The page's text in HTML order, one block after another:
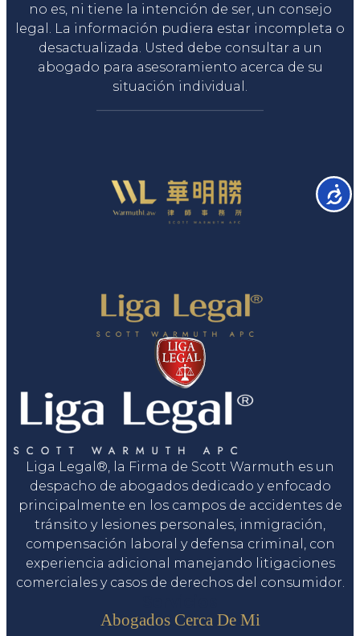
no es, ni tiene la intención de ser, un consejo
legal. La información pudiera estar incompleta o
desactualizada. Usted debe consultar a un
abogado para asesoramiento acerca de su
situación individual.
Liga Legal®, la Firma de Scott Warmuth es un
despacho de abogados dedicado y enfocado
principalmente en los campos de accidentes de
tránsito y lesiones personales, inmigración,
compensación laboral y defensa criminal, con
experiencia adicional manejando litigaciones
comerciales y casos de derechos del consumidor.
Abogados Cerca De Mi